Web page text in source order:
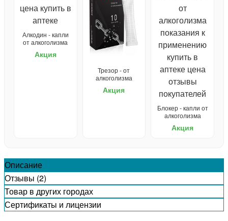
Алкодин - капли
от алкоголизма
Акция
Трезор - от
алкоголизма
Акция
Блокер - капли от
алкоголизма
Акция
Описание
Отзывы (2)
Товар в других городах
Сертификаты и лицензии